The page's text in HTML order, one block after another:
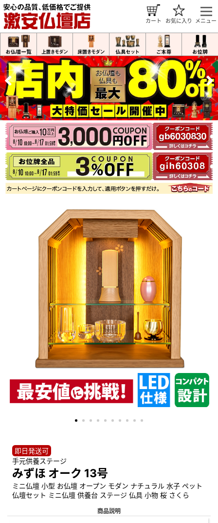
メニュー
お気に入り
カート
即日発送可
手元供養ステージ
みずほ オーク 13号
ミニ仏壇 小型 お仏壇 オープン モダン ナチュラル 水子 ペット
仏壇セット ミニ仏壇 供養台 ステージ 仏具 小物 桜 さくら
商品説明